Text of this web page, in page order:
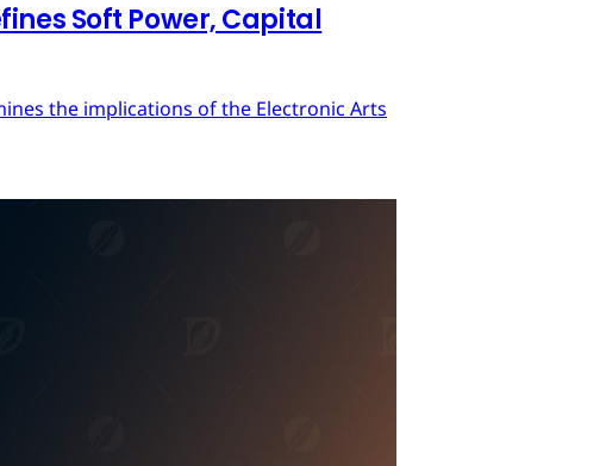
Soft Power, Capital
the implications of the Electronic Arts